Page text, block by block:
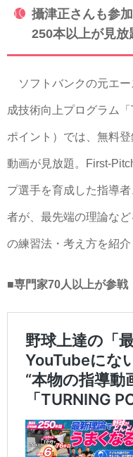
攝津正さんも参
250本以上が見放
ソフトバンクの元エー
成技術向上プログラム
ポイント）では、無料
動画が見放題。First-
プ選手を育成した指導
者が、最先端の理論な
の練習法・考え方を紹介
■専門家70人以上が参戦